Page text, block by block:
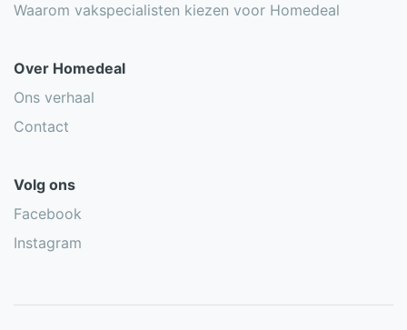
Waarom vakspecialisten kiezen voor Homedeal
Over Homedeal
Ons verhaal
Contact
Volg ons
Facebook
Instagram